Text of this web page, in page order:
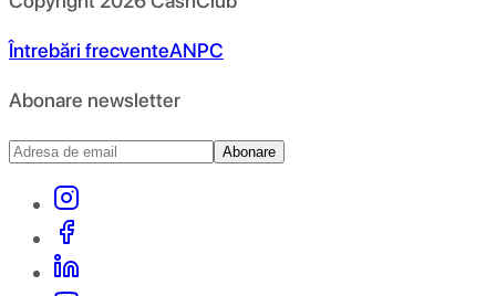
Întrebări frecventeANPC
Abonare newsletter
Abonare